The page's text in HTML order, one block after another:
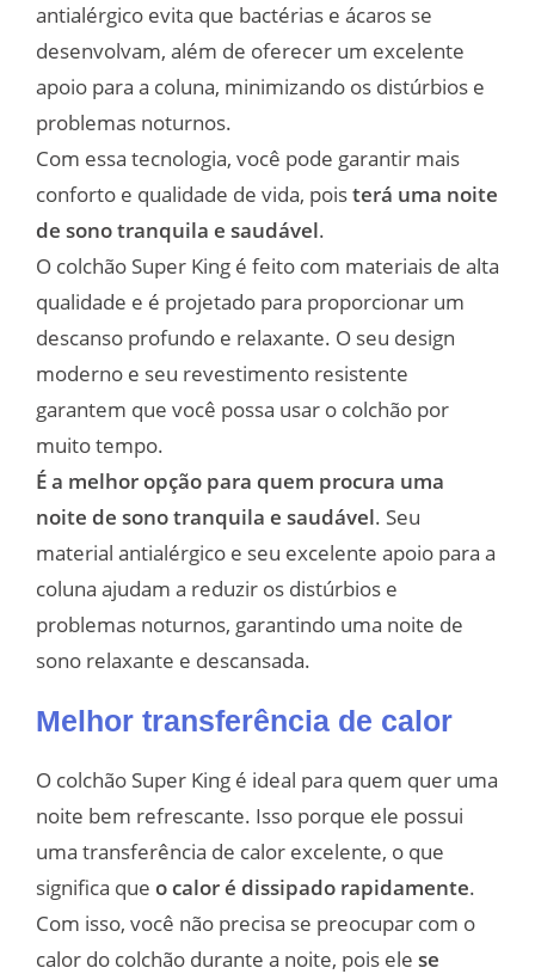
antialérgico evita que bactérias e ácaros se
desenvolvam, além de oferecer um excelente
apoio para a coluna, minimizando os distúrbios e
problemas noturnos.
Com essa tecnologia, você pode garantir mais
conforto e qualidade de vida, poisterá uma noite
de sono tranquila e saudável.
O colchão Super King é feito com materiais de alta
qualidade e é projetado para proporcionar um
descanso profundo e relaxante. O seu design
moderno e seu revestimento resistente
garantem que você possa usar o colchão por
muito tempo.
É a melhor opção para quem procura uma
noite de sono tranquila e saudável. Seu
material antialérgico e seu excelente apoio para a
coluna ajudam a reduzir os distúrbios e
problemas noturnos, garantindo uma noite de
sono relaxante e descansada.
Melhor transferência de calor
O colchão Super King é ideal para quem quer uma
noite bem refrescante. Isso porque ele possui
uma transferência de calor excelente, o que
significa que o calor é dissipado rapidamente.
Com isso, você não precisa se preocupar com o
calor do colchão durante a noite, pois ele se